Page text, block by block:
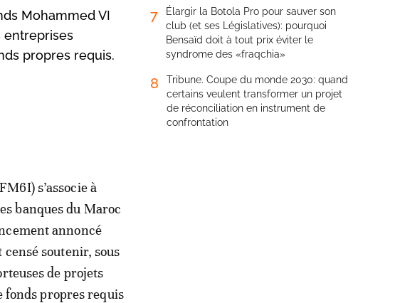
Mohammed VI
entreprises
propres requis.
s’associe à
banques du Maroc
annoncé
soutenir, sous
de projets
fonds propres requis
7
Élargir la Botola Pro pour sauver son
club (et ses Législatives): pourquoi
Bensaïd doit à tout prix éviter le
syndrome des «fraqchia»
8
Tribune. Coupe du monde 2030: quand
certains veulent transformer un projet
de réconciliation en instrument de
confrontation